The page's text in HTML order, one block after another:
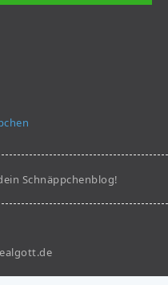
Schnäppchenblog!